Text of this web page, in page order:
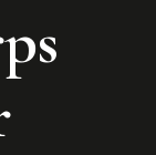
ps